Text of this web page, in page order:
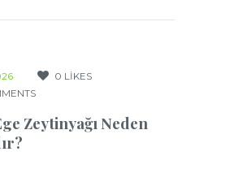
0 LIKES
Zeytinyağı Neden